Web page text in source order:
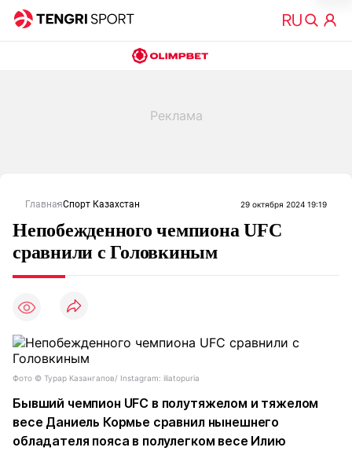
ГлавнаяСпорт Казахстан 29 октября 2024 19:19
Непобежденного чемпиона UFC
сравнили с Головкиным
Фото ©️ Турар Казангапов/ Instagram: iliatopuria
Бывший чемпион UFC в полутяжелом и тяжелом
весе Даниель Кормье сравнил нынешнего
обладателя пояса в полулегком весе Илию